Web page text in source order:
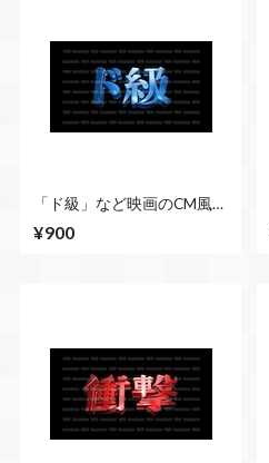
「ド級」など映画のCM風に
種類 No.2 青
¥900